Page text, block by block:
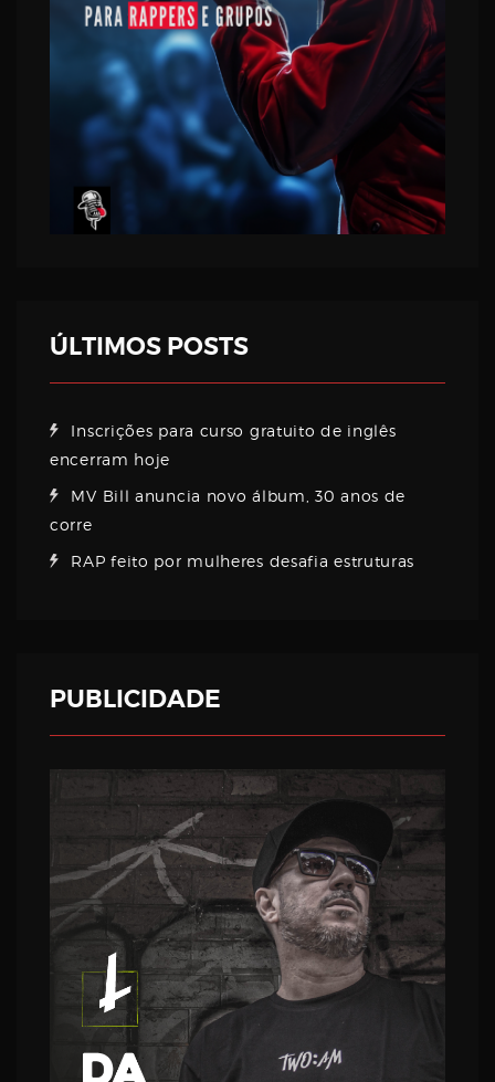
ÚLTIMOS POSTS
Inscrições para curso gratuito de inglês
encerram hoje
MV Bill anuncia novo álbum, 30 anos de
corre
RAP feito por mulheres desafia estruturas
PUBLICIDADE